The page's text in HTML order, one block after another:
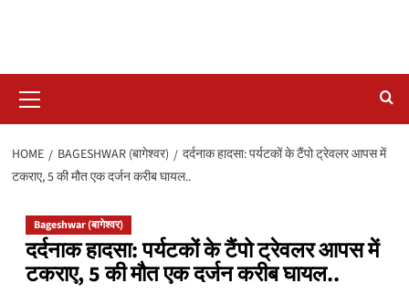
Menu
HOME BAGESHWAR (बागेश्वर)
दर्दनाक हादसा: पर्यटकों के टैंपो ट्रेवलर आपस में
टकराए, 5 की मौत एक दर्जन करीब घायल..
Bageshwar (बागेश्वर)
दर्दनाक हादसा: पर्यटकों के टैंपो ट्रेवलर आपस में
टकराए, 5 की मौत एक दर्जन करीब घायल..